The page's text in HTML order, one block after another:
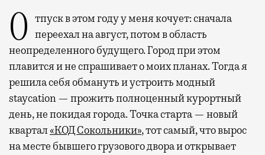
Отпуск в этом году у меня кочует: сначала переехал на август, потом в область
неопределенного будущего. Город при этом
плавится и не спрашивает о моих планах. Тогда я
решила себя обмануть и устроить модный
staycation — прожить полноценный курортный
день, не покидая города. Точка старта — новый
квартал«КОД Сокольники», тот самый, что вырос
на месте бывшего грузового двора и открывает